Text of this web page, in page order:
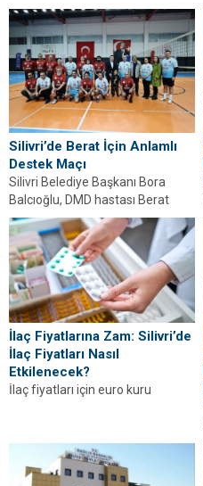
içeriyor....
Silivri’de Berat İçin Anlamlı
Destek Maçı
Silivri Belediye Başkanı Bora
Balcıoğlu, DMD hastası Berat
Özdemir için düzenlenen
voleybol maçına katılarak aileye...
İlaç Fiyatlarına Zam: Silivri’de
İlaç Fiyatları Nasıl
Etkilenecek?
İlaç fiyatları için euro kuru
Gazete’de yayımlandı.